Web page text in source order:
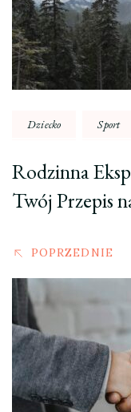
Dziecko Sport
Rodzinna
Twój Przepis
POPRZEDNIE